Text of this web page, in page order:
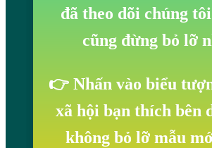
đã theo dõi chúng tôi
cũng đừng bỏ lỡ
👉 Nhấn vào biểu
xã hội bạn thích bên
không bỏ lỡ mẫu